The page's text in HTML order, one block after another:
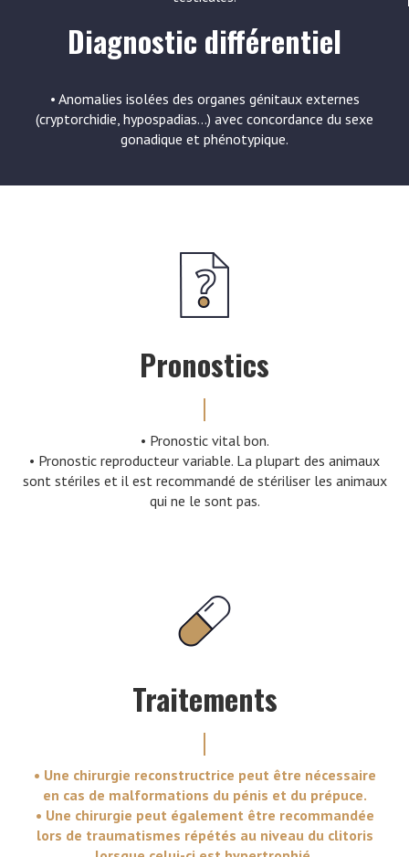
Diagnostic différentiel
• Anomalies isolées des organes génitaux externes
(cryptorchidie, hypospadias…) avec concordance du sexe
gonadique et phénotypique.
Pronostics
• Pronostic vital bon.
• Pronostic reproducteur variable. La plupart des animaux
sont stériles et il est recommandé de stériliser les animaux
qui ne le sont pas.
Traitements
• Une chirurgie reconstructrice peut être nécessaire
en cas de malformations du pénis et du prépuce.
• Une chirurgie peut également être recommandée
lors de traumatismes répétés au niveau du clitoris